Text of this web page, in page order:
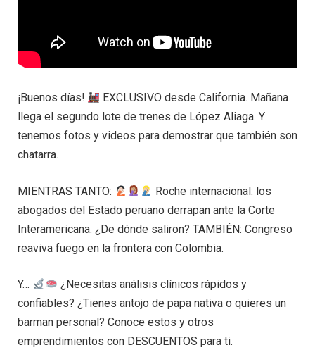
¡Buenos días!
EXCLUSIVO desde California. Mañana
llega el segundo lote de trenes de López Aliaga. Y
tenemos fotos y videos para demostrar que también son
chatarra.
MIENTRAS TANTO:
Roche internacional: los
abogados del Estado peruano derrapan ante la Corte
Interamericana. ¿De dónde saliron? TAMBIÉN: Congreso
reaviva fuego en la frontera con Colombia.
Y…
¿Necesitas análisis clínicos rápidos y
confiables? ¿Tienes antojo de papa nativa o quieres un
barman personal? Conoce estos y otros
emprendimientos con DESCUENTOS para ti.